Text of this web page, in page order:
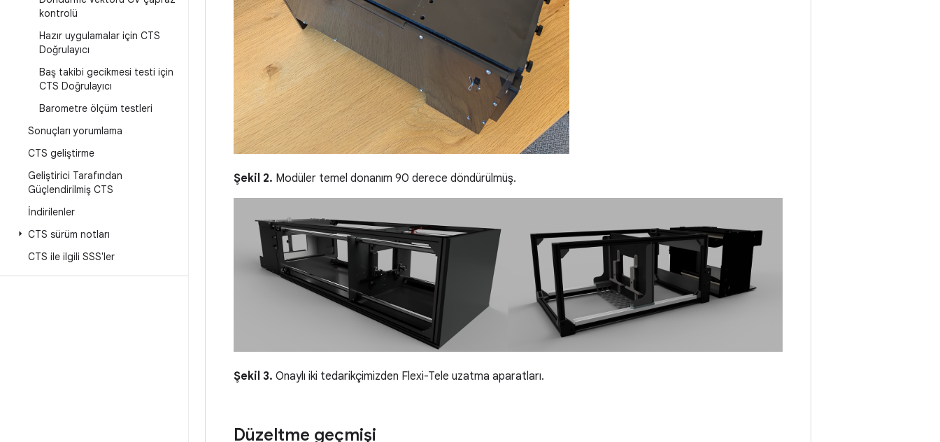
kontrolü
Hazır uygulamalar için CTS
Doğrulayıcı
Baş takibi gecikmesi testi için
CTS Doğrulayıcı
Barometre ölçüm testleri
Sonuçları yorumlama
CTS geliştirme
Geliştirici Tarafından
Güçlendirilmiş CTS
İndirilenler
CTS sürüm notları
CTS ile ilgili SSS'ler
Şekil 2. Modüler temel donanım 90 derece döndürülmüş.
Şekil 3. Onaylı iki tedarikçimizden Flexi-Tele uzatma aparatları.
Düzeltme geçmişi